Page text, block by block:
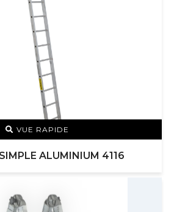
VUE RAPIDE
ALUMINIUM 4116